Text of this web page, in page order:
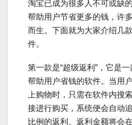
淘宝已成为很多人不可或缺
帮助用户节省更多的钱，许
而生。下面就为大家介绍几
件。
第一款是“超级返利”，它是
帮助用户省钱的软件。当用
上购物时，只需在软件内搜
接进行购买，系统便会自动
比例的返利。返利金额将会